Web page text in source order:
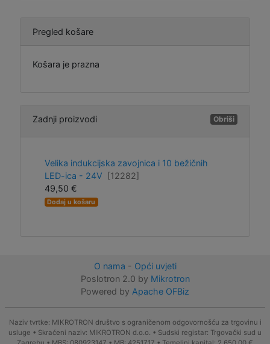
Pregled košare
Košara je prazna
Zadnji proizvodi Obriši
Velika indukcijska zavojnica i 10 bežičnih
LED-ica - 24V
[12282]
49,50 €
Dodaj u košaru
O nama - Opći uvjeti
Poslotron 2.0 by Mikrotron
Powered by Apache OFBiz
Naziv tvrtke: MIKROTRON društvo s ograničenom odgovornošću za trgovinu i
usluge • Skraćeni naziv: MIKROTRON d.o.o. • Sudski registar: Trgovački sud u